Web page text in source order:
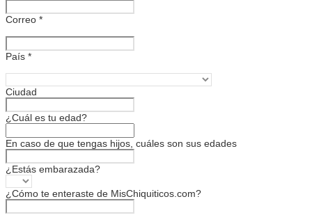
Correo *
País *
Ciudad
¿Cuál es tu edad?
En caso de que tengas hijos, cuáles son sus edades
¿Estás embarazada?
¿Cómo te enteraste de MisChiquiticos.com?